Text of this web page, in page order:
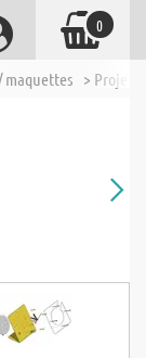
maquettes > Projets
0